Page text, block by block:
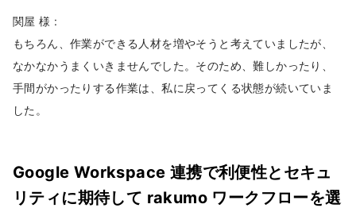
関屋 様 :
もちろん、作業ができる人材を増やそうと考えていましたが、
なかなかうまくいきませんでした。そのため、難しかったり、
手間がかったりする作業は、私に戻ってくる状態が続いていま
した。
Google Workspace 連携で利便性とセキュ
リティに期待して rakumo ワークフローを選